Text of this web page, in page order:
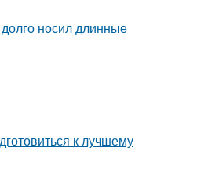
носил длинные
к лучшему